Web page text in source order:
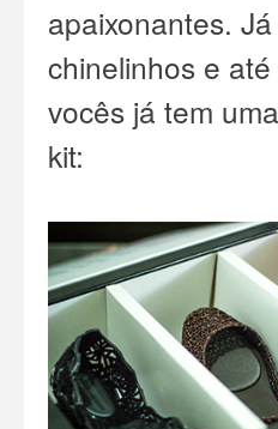
apaixonantes.
chinelinhos e
vocês já tem
kit: